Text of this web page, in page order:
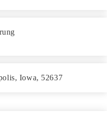
Iowa, 52637